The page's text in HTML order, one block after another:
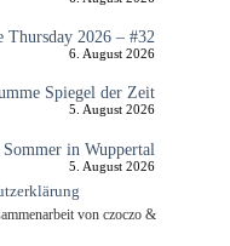
Thursday 2026 – #32
6. August 2026
Spiegel der Zeit
5. August 2026
Sommer in Wuppertal
5. August 2026
von czoczo &